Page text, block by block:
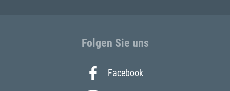
Folgen Sie uns
Facebook